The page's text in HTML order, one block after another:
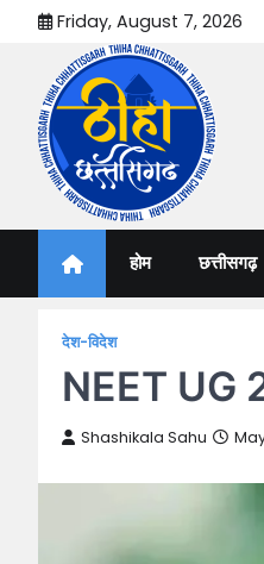
content
Friday, August 7, 2026
Thiha
होम छत्तीसगढ़
देश-विदेश
NEET UG
Shashikala Sahu